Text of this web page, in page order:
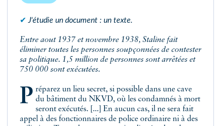
✔ J'étudie un document : un texte.
Entre aout 1937 et novembre 1938, Staline fait
éliminer toutes les personnes soupçonnées de contester
sa politique. 1,5 million de personnes sont arrêtées et
750 000 sont exécutées.
Préparez un lieu secret, si possible dans une cave du bâtiment du NKVD, où les condamnés à mort
seront exécutés. [...] En aucun cas, il ne sera fait
appel à des fonctionnaires de police ordinaire ni à des